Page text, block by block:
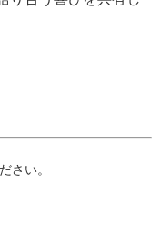
さい。